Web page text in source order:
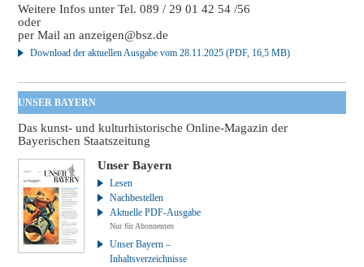
Weitere Infos unter Tel. 089 / 29 01 42 54 /56
oder
per Mail ananzeigen@bsz.de
Download der aktuellen Ausgabe vom 28.11.2025 (PDF, 16,5 MB)
UNSER BAYERN
Das kunst- und kulturhistorische Online-Magazin der
Bayerischen Staatszeitung
Unser Bayern
Lesen
Nachbestellen
Aktuelle PDF-Ausgabe
Nur für Abonnenten
Unser Bayern –
Inhaltsverzeichnisse